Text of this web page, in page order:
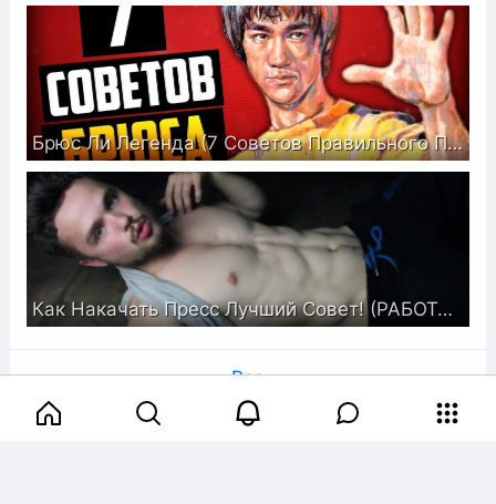
Брюс Ли Легенда (7 Советов Правильного Пути)
Как Накачать Пресс Лучший Совет! (РАБОТАЕТ МОМЕНТАЛЬНО!)
Все